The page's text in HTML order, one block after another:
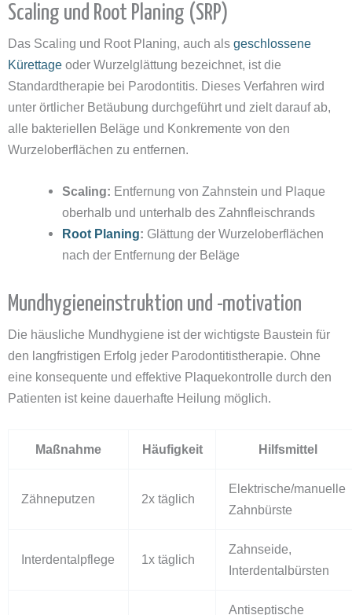
Scaling und Root Planing (SRP)
Das Scaling und Root Planing, auch als geschlossene
Kürettage oder Wurzelglättung bezeichnet, ist die
Standardtherapie bei Parodontitis. Dieses Verfahren wird
unter örtlicher Betäubung durchgeführt und zielt darauf ab,
alle bakteriellen Beläge und Konkremente von den
Wurzeloberflächen zu entfernen.
Scaling: Entfernung von Zahnstein und Plaque
oberhalb und unterhalb des Zahnfleischrands
Root Planing: Glättung der Wurzeloberflächen
nach der Entfernung der Beläge
Mundhygieneinstruktion und -motivation
Die häusliche Mundhygiene ist der wichtigste Baustein für
den langfristigen Erfolg jeder Parodontitistherapie. Ohne
eine konsequente und effektive Plaquekontrolle durch den
Patienten ist keine dauerhafte Heilung möglich.
Maßnahme Häufigkeit Hilfsmittel
Zähneputzen 2x täglich
Elektrische/manuelle
Zahnbürste
Interdentalpflege 1x täglich
Zahnseide,
Interdentalbürsten
Antiseptische